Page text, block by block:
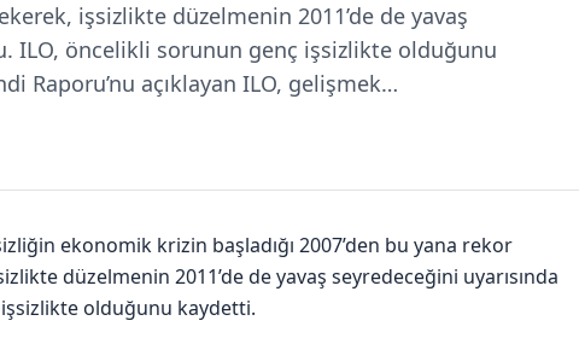
işsizlikte düzelmenin 2011’de de yavaş
ILO, öncelikli sorunun genç işsizlikte olduğunu
Raporu’nu açıklayan ILO, gelişmek…
ekonomik krizin başladığı 2007’den bu yana rekor
düzelmenin 2011’de de yavaş seyredeceğini uyarısında
olduğunu kaydetti.